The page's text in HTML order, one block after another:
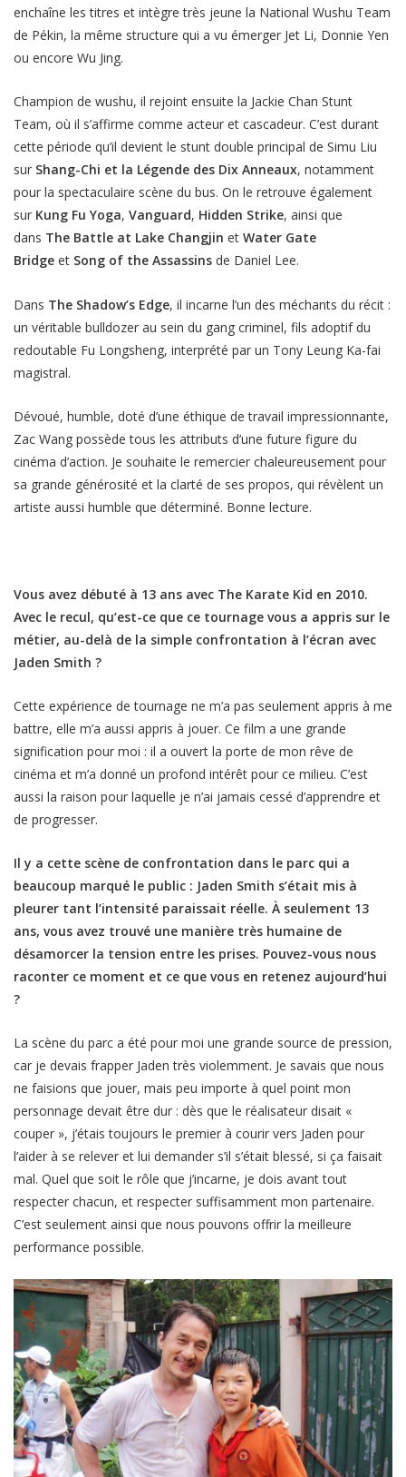
enchaîne les titres et intègre très jeune la National Wushu Team
de Pékin, la même structure qui a vu émerger Jet Li, Donnie Yen
ou encore Wu Jing.
Champion de wushu, il rejoint ensuite la Jackie Chan Stunt
Team, où il s’affirme comme acteur et cascadeur. C’est durant
cette période qu’il devient le stunt double principal de Simu Liu
sur Shang-Chi et la Légende des Dix Anneaux, notamment
pour la spectaculaire scène du bus. On le retrouve également
sur Kung Fu Yoga, Vanguard, Hidden Strike, ainsi que
dans The Battle at Lake Changjin et Water Gate
Bridge et Song of the Assassins de Daniel Lee.
Dans The Shadow’s Edge, il incarne l’un des méchants du récit :
un véritable bulldozer au sein du gang criminel, fils adoptif du
redoutable Fu Longsheng, interprété par un Tony Leung Ka-fai
magistral.
Dévoué, humble, doté d’une éthique de travail impressionnante,
Zac Wang possède tous les attributs d’une future figure du
cinéma d’action. Je souhaite le remercier chaleureusement pour
sa grande générosité et la clarté de ses propos, qui révèlent un
artiste aussi humble que déterminé. Bonne lecture.
Vous avez débuté à 13 ans avec The Karate Kid en 2010.
Avec le recul, qu’est-ce que ce tournage vous a appris sur le
métier, au-delà de la simple confrontation à l’écran avec
Jaden Smith ?
Cette expérience de tournage ne m’a pas seulement appris à me
battre, elle m’a aussi appris à jouer. Ce film a une grande
signification pour moi : il a ouvert la porte de mon rêve de
cinéma et m’a donné un profond intérêt pour ce milieu. C’est
aussi la raison pour laquelle je n’ai jamais cessé d’apprendre et
de progresser.
Il y a cette scène de confrontation dans le parc qui a
beaucoup marqué le public : Jaden Smith s’était mis à
pleurer tant l’intensité paraissait réelle. À seulement 13
ans, vous avez trouvé une manière très humaine de
désamorcer la tension entre les prises. Pouvez-vous nous
raconter ce moment et ce que vous en retenez aujourd’hui
?
La scène du parc a été pour moi une grande source de pression,
car je devais frapper Jaden très violemment. Je savais que nous
ne faisions que jouer, mais peu importe à quel point mon
personnage devait être dur : dès que le réalisateur disait «
couper », j’étais toujours le premier à courir vers Jaden pour
l’aider à se relever et lui demander s’il s’était blessé, si ça faisait
mal. Quel que soit le rôle que j’incarne, je dois avant tout
respecter chacun, et respecter suffisamment mon partenaire.
C’est seulement ainsi que nous pouvons offrir la meilleure
performance possible.